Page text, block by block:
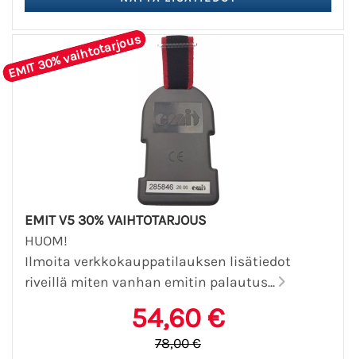
EMIT 30% vaihtotarjous
EMIT V5 30% VAIHTOTARJOUS
HUOM!
Ilmoita verkkokauppatilauksen lisätiedot
riveillä miten vanhan emitin palautus...
54,60 €
78,00 €